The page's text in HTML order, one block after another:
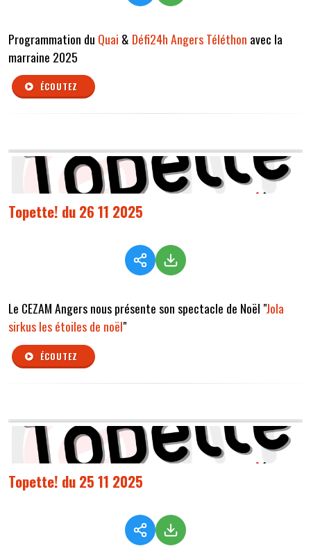
Programmation du Quai & Défi24h Angers Téléthon avec la
marraine 2025
ÉCOUTEZ
Topette! du 26 11 2025
Le CEZAM Angers nous présente son spectacle de Noël "Jola
sirkus les étoiles de noël"
ÉCOUTEZ
Topette! du 25 11 2025